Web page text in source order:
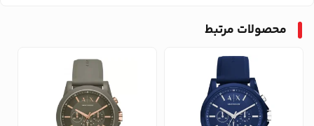
محصولات مرتبط